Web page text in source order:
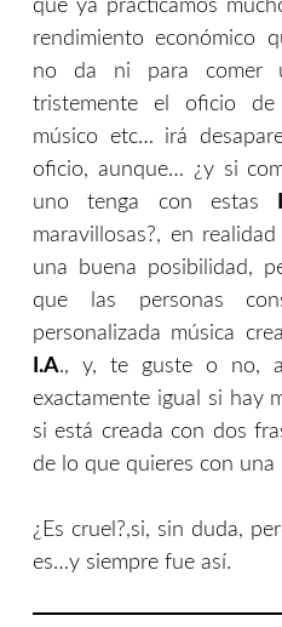
que ya practicamos
rendimiento económico
no da ni para comer
tristemente el oficio de
músico etc… irá
oficio, aunque… ¿y si
uno tenga con estas
maravillosas?, en
una buena posibilidad,
que las personas
personalizada música
I.A., y, te guste o no,
exactamente igual si hay
si está creada con dos
de lo que quieres con una
¿Es cruel?,si, sin duda,
es…y siempre fue así.